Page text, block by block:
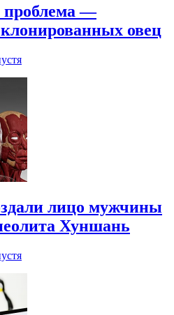
—
овец
лицо мужчины
Хуншань